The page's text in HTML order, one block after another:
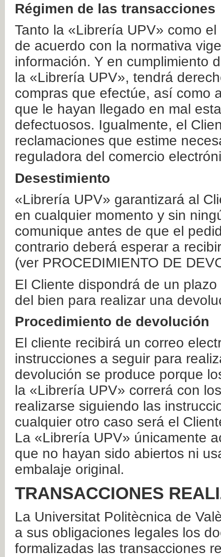
Régimen de las transacciones
Tanto la «Librería UPV» como
de acuerdo con la normativa
información. Y en cumplimiento
la «Librería UPV», tendrá
compras que efectúe, así como
que le hayan llegado en mal
defectuosos. Igualmente, el
reclamaciones que estime
reguladora del comercio
Desestimiento
«Librería UPV» garantizará al
en cualquier momento y sin
comunique antes de que el
contrario deberá esperar a
(ver PROCEDIMIENTO DE
El Cliente dispondrá de un
del bien para realizar una
Procedimiento de devolución
El cliente recibirá un correo
instrucciones a seguir para
devolución se produce porque
la «Librería UPV» correrá con
realizarse siguiendo las
cualquier otro caso será el
La «Librería UPV» únicamente
que no hayan sido abiertos ni
embalaje original.
TRANSACCIONES
La Universitat Politècnica de
a sus obligaciones legales los
formalizadas las transacciones